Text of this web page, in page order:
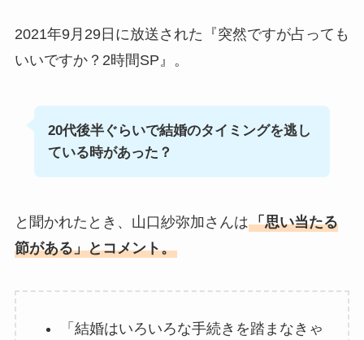
2021年9月29日に放送された『突然ですが占っても
いいですか？2時間SP』。
20代後半ぐらいで結婚のタイミングを逃し
ている時があった？
と聞かれたとき、山口紗弥加さんは「思い当たる
節がある」とコメント。
「結婚はいろいろな手続きを踏まなきゃ